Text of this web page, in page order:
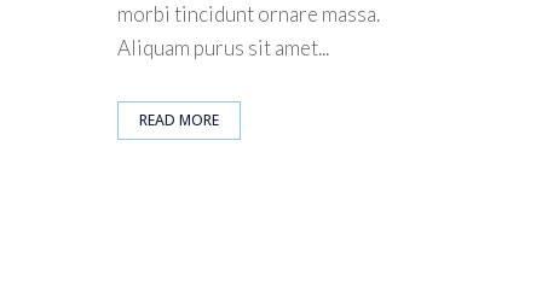
morbi tincidunt ornare massa.
Aliquam purus sit amet...
READ MORE